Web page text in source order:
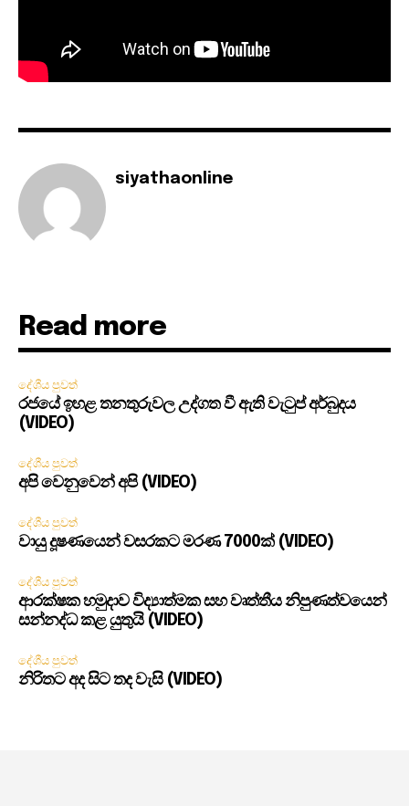
siyathaonline
Read more
දේශීය පුවත්
රජයේ ඉහළ තනතුරුවල උද්ගත වී ඇති වැටුප් අර්බුදය
(VIDEO)
දේශීය පුවත්
අපි වෙනුවෙන් අපි (VIDEO)
දේශීය පුවත්
වායු දූෂණයෙන් වසරකට මරණ 7000ක් (VIDEO)
දේශීය පුවත්
ආරක්ෂක හමුදාව විද්‍යාත්මක සහ වෘත්තීය නිපුණත්වයෙන්
සන්නද්ධ කළ යුතුයි (VIDEO)
දේශීය පුවත්
නිරිතට අද සිට තද වැසි (VIDEO)